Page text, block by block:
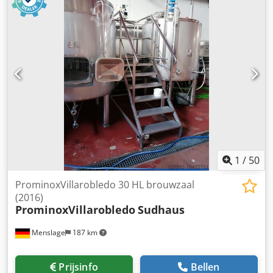
PTO soort: 1, Start accu, Centrale vergrendeling,
Zitplaatsen: 2, Stoelopstelling: 1+1, Stoelbekleding: stof,
Stoel verstelling: Handmatig, HL,ADR
EXIII,FL,Durabright,standklima = Meer informatie =
Transmissie Transmissie: SCA, 12 versnellingen, Automaat
Asconfiguratie Bandenmaat: 315/70R22,5 Remmen:
schijfremmen As 1: Meesturend; Bandenprofiel links: 13
mm; Bandenprofiel rechts: 14 mm; Vering: bladvering As 2:
Dubbellucht; Bandenprofiel linksbinnen: 5 mm;
Bandenprofiel linksbuiten: 7 mm; Bandenprofiel
rechtsbinnen: 5 mm; Bandenprofiel rechtsbuiten: 6 mm;
Vering: luchtvering Gewichten Ledig gewicht: 7.804 kg
Laadvermogen: 11.196 kg GVW: 19.000 kg Interieur Aantal
zitplaatsen: 2 Staat Technische staat: goed Optische staat:
goed Schade: schadevrij Aantal sleutels: 2 Financiële
informatie Leaseprijs: € 990 p/m (default, 60 maanden);
informeer naar de mogelijkheden en voorwaarden Cedpfx
Ajyzmpzsm Aerf Identificatie Kenteken: BD-059-R =
simpel: 1200 Gebruikte vrachtwagens, trekkers, opleggers
en aanhangers op 1 locatie met alle merken. Op onze
1 / 50
Menslage 187 km
ProminoxVillarobledo 30 HL brouwzaal
(2016)
ProminoxVillarobledoSudhaus
Prijsinfo Bellen